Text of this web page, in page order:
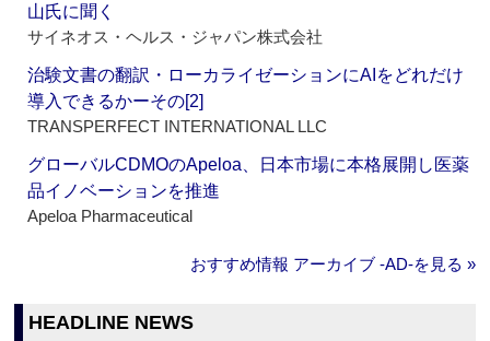
山氏に聞く
サイネオス・ヘルス・ジャパン株式会社
治験文書の翻訳・ローカライゼーションにAIをどれだけ
導入できるかーその[2]
TRANSPERFECT INTERNATIONAL LLC
グローバルCDMOのApeloa、日本市場に本格展開し医薬
品イノベーションを推進
Apeloa Pharmaceutical
おすすめ情報 アーカイブ ‐AD‐を見る »
HEADLINE NEWS